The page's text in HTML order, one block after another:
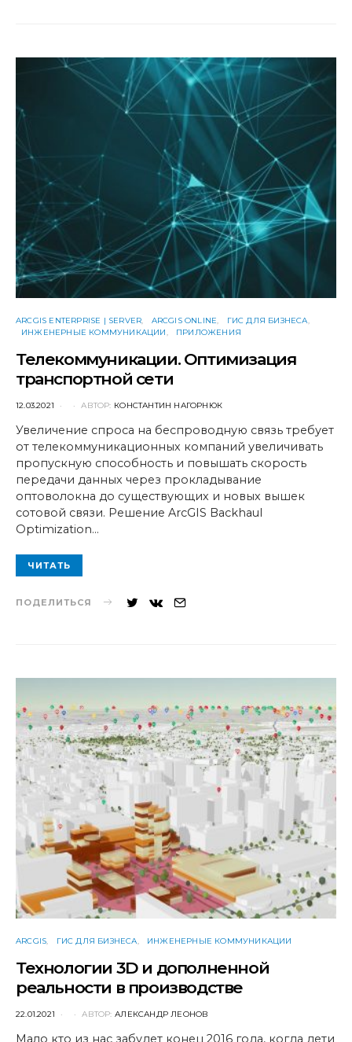
ARCGIS ENTERPRISE | SERVER ARCGIS ONLINE
ГИС ДЛЯ БИЗНЕСА
ИНЖЕНЕРНЫЕ КОММУНИКАЦИИ
ПРИЛОЖЕНИЯ
Телекоммуникации. Оптимизация
транспортной сети
POSTED
12.03.2021 АВТОР: КОНСТАНТИН НАГОРНЮК
Увеличение спроса на беспроводную связь требует
от телекоммуникационных компаний увеличивать
пропускную способность и повышать скорость
передачи данных через прокладывание
оптоволокна до существующих и новых вышек
сотовой связи. Решение ArcGIS Backhaul
Optimization…
ЧИТАТЬ
ПОДЕЛИТЬСЯ
ARCGIS ГИС ДЛЯ БИЗНЕСА ИНЖЕНЕРНЫЕ КОММУНИКАЦИИ
Технологии 3D и дополненной
реальности в производстве
POSTED
22.01.2021 АВТОР: АЛЕКСАНДР ЛЕОНОВ
Мало кто из нас забудет конец 2016 года, когда дети